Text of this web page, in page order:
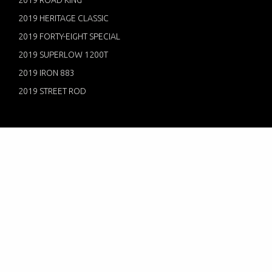
2019 HERITAGE CLASSIC
2019 FORTY-EIGHT SPECIAL
2019 SUPERLOW 1200T
2019 IRON 883
2019 STREET ROD